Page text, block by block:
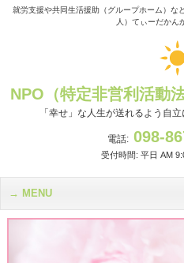
就労支援や共同生活援助（グループホーム）な
人）てぃーだかん
NPO（特定非営利活動
「幸せ」な人生が送れるよう自
電話:098-
受付時間: 平日 AM
MENU